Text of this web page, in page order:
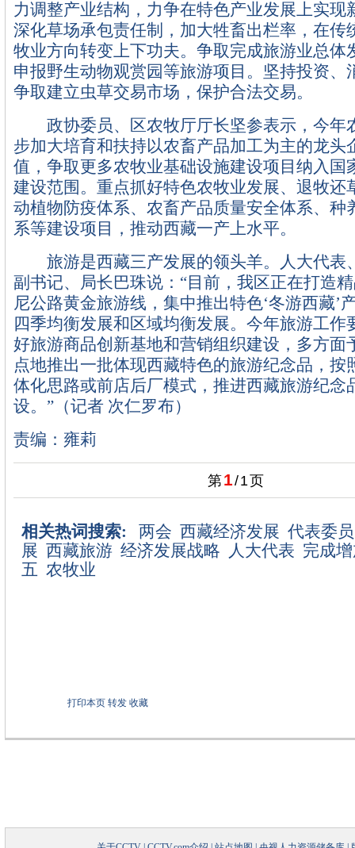
力调整产业结构，力争在特色产业发展上实现
深化草场承包责任制，加大牲畜出栏率，在传
牧业方向转变上下功夫。争取完成旅游业总体
申报野生动物观赏园等旅游项目。坚持投资、
争取建立虫草交易市场，保护合法交易。
政协委员、区农牧厅厅长坚参表示，今年
步加大培育和扶持以农畜产品加工为主的龙头
值，争取更多农牧业基础设施建设项目纳入国
建设范围。重点抓好特色农牧业发展、退牧还
动植物防疫体系、农畜产品质量安全体系、种
系等建设项目，推动西藏一产上水平。
旅游是西藏三产发展的领头羊。人大代表
副书记、局长巴珠说：“目前，我区正在打造
尼公路黄金旅游线，集中推出特色‘冬游西藏’
四季均衡发展和区域均衡发展。今年旅游工作
好旅游商品创新基地和营销组织建设，多方面
点地推出一批体现西藏特色的旅游纪念品，按
体化思路或前店后厂模式，推进西藏旅游纪念
设。”（记者 次仁罗布）
责编：雍莉
第1/1页
相关热词搜索: 两会 西藏经济发展 代表委员
展 西藏旅游 经济发展战略 人大代表 完成
五 农牧业
打印本页 转发 收藏